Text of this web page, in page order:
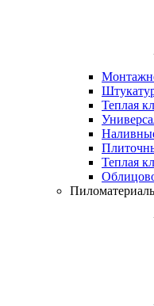
Теплая
Теплая